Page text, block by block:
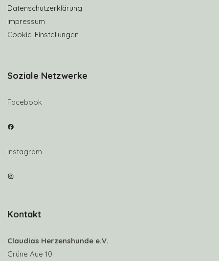
Datenschutzerklärung
Impressum
Cookie-Einstellungen
Soziale Netzwerke
Facebook
Facebook
Instagram
Instagram
Kontakt
Claudias Herzenshunde e.V.
Grüne Aue 10